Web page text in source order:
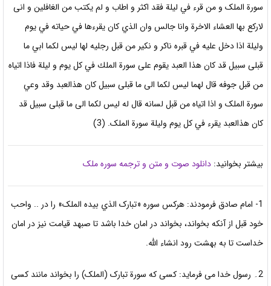
سورة الملک و من قرء في ليلة فقد اكثر و اطاب و لم يكتب من الغافلين و انی
لاركع بها العشاء الاخرة وانا جالس وان الذي كان يقرءها في حياته في يوم
وليلة اذا دخل عليه في قبره ناکر و نکیر من قبل رجليه لها ليس لكما ابي ما
قبلی سبیل قد كان هذا العبد يقوم على سورة الملك في كل يوم و ليلة فاذا اتياه
من قبل جوفه قال لهما ليس لكما الى ما قبلی سبيل كان هذالعبد وقد وعي
سورة الملک و اذا اتياه من قبل لسانه قال له ليس لكما الى ما قبلی سبیل قد
كان هذالعبد يقرء في كل يوم وليلة سورة الملک. (3)
بیشتر بخوانید: دانلود صوت و متن و ترجمه سوره ملک
1- امام صادق فرمودند: هرکس سوره «تبارک الذي بيده الملک» را در .. واحب
خود قبل از آنکه بخواند، بخواند در امان خدا باشد تا صبهد قيامت نیز در امان
خداست تا به بهشت رود انشاء الله.
2۔ رسول خدا می فرماید: کسی که سورة تبارک (الملک) را بخواند مانند کسی